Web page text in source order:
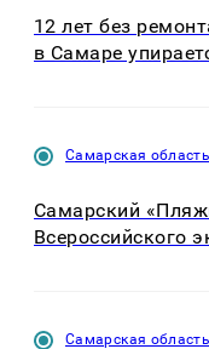
12 лет без
в Самаре
Самарская область
Самарский
Всероссийского
Самарская область